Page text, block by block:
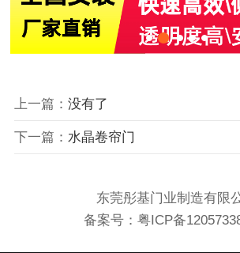
上一篇： 没有了
下一篇： 水晶卷帘门
东莞彤基门业制造有限
备案号： 粤ICP备